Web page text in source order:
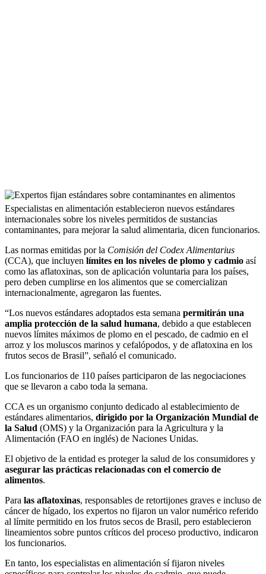
Especialistas en alimentación establecieron nuevos estándares
internacionales sobre los niveles permitidos de sustancias
contaminantes, para mejorar la salud alimentaria, dicen funcionarios.
Las normas emitidas por la Comisión del Codex Alimentarius
(CCA), que incluyen límites en los niveles de plomo y cadmio así
como las aflatoxinas, son de aplicación voluntaria para los países,
pero deben cumplirse en los alimentos que se comercializan
internacionalmente, agregaron las fuentes.
“Los nuevos estándares adoptados esta semana permitirán una
amplia protección de la salud humana, debido a que establecen
nuevos límites máximos de plomo en el pescado, de cadmio en el
arroz y los moluscos marinos y cefalópodos, y de aflatoxina en los
frutos secos de Brasil”, señaló el comunicado.
Los funcionarios de 110 países participaron de las negociaciones
que se llevaron a cabo toda la semana.
CCA es un organismo conjunto dedicado al establecimiento de
estándares alimentarios, dirigido por la Organización Mundial de
la Salud (OMS) y la Organización para la Agricultura y la
Alimentación (FAO en inglés) de Naciones Unidas.
El objetivo de la entidad es proteger la salud de los consumidores y
asegurar las prácticas relacionadas con el comercio de
alimentos.
Para las aflatoxinas, responsables de retortijones graves e incluso de
cáncer de hígado, los expertos no fijaron un valor numérico referido
al límite permitido en los frutos secos de Brasil, pero establecieron
lineamientos sobre puntos críticos del proceso productivo, indicaron
los funcionarios.
En tanto, los especialistas en alimentación sí fijaron niveles